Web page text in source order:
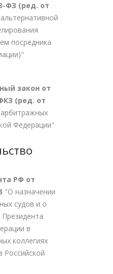
ФЗ (ред. от
посредника
закон от
(ред. от
Федерации"
РФ от
"О назначении
судов и о
Президента
в
коллегиях
Российской